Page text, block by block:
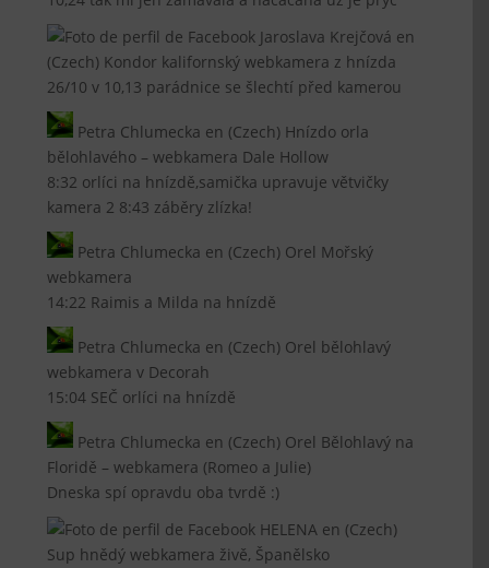
Jaroslava Krejčová en
(Czech) Kondor kalifornský webkamera z hnízda
26/10 v 10,13 parádnice se šlechtí před kamerou
Petra Chlumecka en (Czech) Hnízdo orla
bělohlavého – webkamera Dale Hollow
8:32 orlíci na hnízdě,samička upravuje větvičky
kamera 2 8:43 záběry zlízka!
Petra Chlumecka en (Czech) Orel Mořský
webkamera
14:22 Raimis a Milda na hnízdě
Petra Chlumecka en (Czech) Orel bělohlavý
webkamera v Decorah
15:04 SEČ orlíci na hnízdě
Petra Chlumecka en (Czech) Orel Bělohlavý na
Floridě – webkamera (Romeo a Julie)
Dneska spí opravdu oba tvrdě :)
HELENA en (Czech)
Sup hnědý webkamera živě, Španělsko